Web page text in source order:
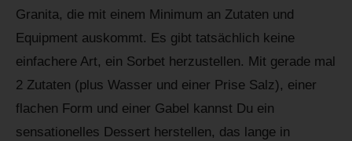
Granita, die mit einem Minimum an Zutaten und
Equipment auskommt. Es gibt tatsächlich keine
einfachere Art, ein Sorbet herzustellen. Mit gerade mal
2 Zutaten (plus Wasser und einer Prise Salz), einer
flachen Form und einer Gabel kannst Du ein
sensationelles Dessert herstellen, das lange in